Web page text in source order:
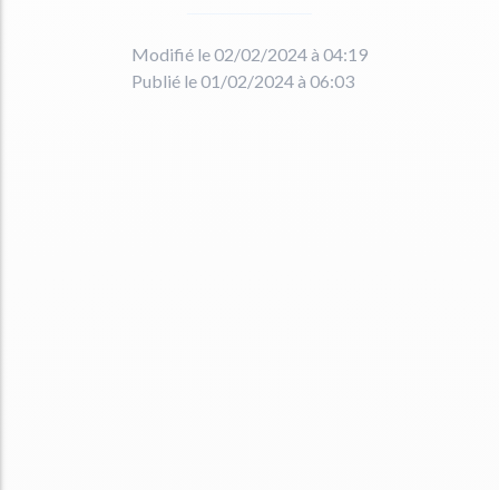
Modifié le 02/02/2024 à 04:19
Publié le 01/02/2024 à 06:03